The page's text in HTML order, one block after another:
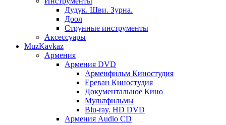
Дудук. Шви. Зурна.
Доол
Струнные инструменты
Аксессуары
MuzKavkaz
Армения
Армения DVD
Арменфильм Киностудия
Ереван Киностудия
Документальное Кино
Мультфильмы
Blu-ray. HD DVD
Армения Audio CD